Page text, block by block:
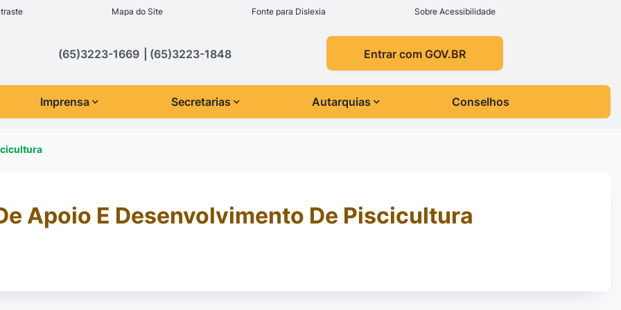
de acessibilidade
Mapa do Site Fonte para Dislexia Sobre Acessibilidade
(65)3223-1669 (65)3223-1848 Entrar com GOV.BR
Imprensa Secretarias Autarquias Conselhos
Apoio E Desenvolvimento De Piscicultura